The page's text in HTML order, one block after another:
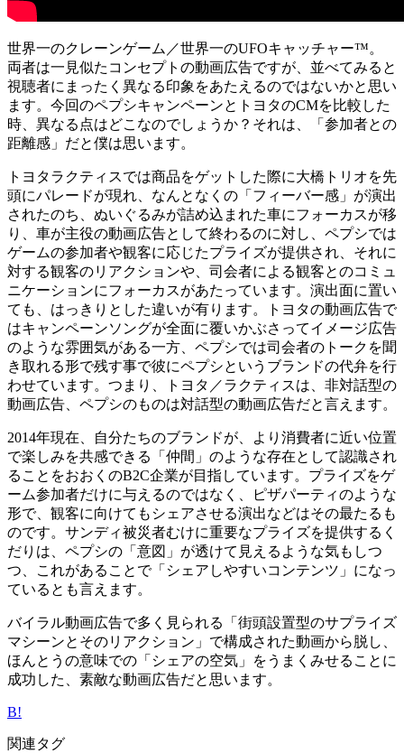
世界一のクレーンゲーム／世界一のUFOキャッチャー™。
両者は一見似たコンセプトの動画広告ですが、並べてみると
視聴者にまったく異なる印象をあたえるのではないかと思い
ます。今回のペプシキャンペーンとトヨタのCMを比較した
時、異なる点はどこなのでしょうか？それは、「参加者との
距離感」だと僕は思います。
トヨタラクティスでは商品をゲットした際に大橋トリオを先
頭にパレードが現れ、なんとなくの「フィーバー感」が演出
されたのち、ぬいぐるみが詰め込まれた車にフォーカスが移
り、車が主役の動画広告として終わるのに対し、ペプシでは
ゲームの参加者や観客に応じたプライズが提供され、それに
対する観客のリアクションや、司会者による観客とのコミュ
ニケーションにフォーカスがあたっています。演出面に置い
ても、はっきりとした違いが有ります。トヨタの動画広告で
はキャンペーンソングが全面に覆いかぶさってイメージ広告
のような雰囲気がある一方、ペプシでは司会者のトークを聞
き取れる形で残す事で彼にペプシというブランドの代弁を行
わせています。つまり、トヨタ／ラクティスは、非対話型の
動画広告、ペプシのものは対話型の動画広告だと言えます。
2014年現在、自分たちのブランドが、より消費者に近い位置
で楽しみを共感できる「仲間」のような存在として認識され
ることをおおくのB2C企業が目指しています。プライズをゲ
ーム参加者だけに与えるのではなく、ピザパーティのような
形で、観客に向けてもシェアさせる演出などはその最たるも
のです。サンディ被災者むけに重要なプライズを提供するく
だりは、ペプシの「意図」が透けて見えるような気もしつ
つ、これがあることで「シェアしやすいコンテンツ」になっ
ているとも言えます。
バイラル動画広告で多く見られる「街頭設置型のサプライズ
マシーンとそのリアクション」で構成された動画から脱し、
ほんとうの意味での「シェアの空気」をうまくみせることに
成功した、素敵な動画広告だと思います。
B!
関連タグ